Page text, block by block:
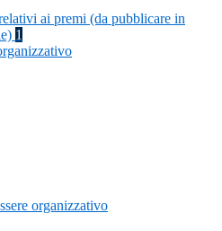
ai premi (da pubblicare in
1
organizzativo